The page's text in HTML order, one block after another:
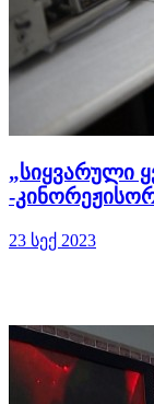
„სიყვარული
-
23 სექ 2023